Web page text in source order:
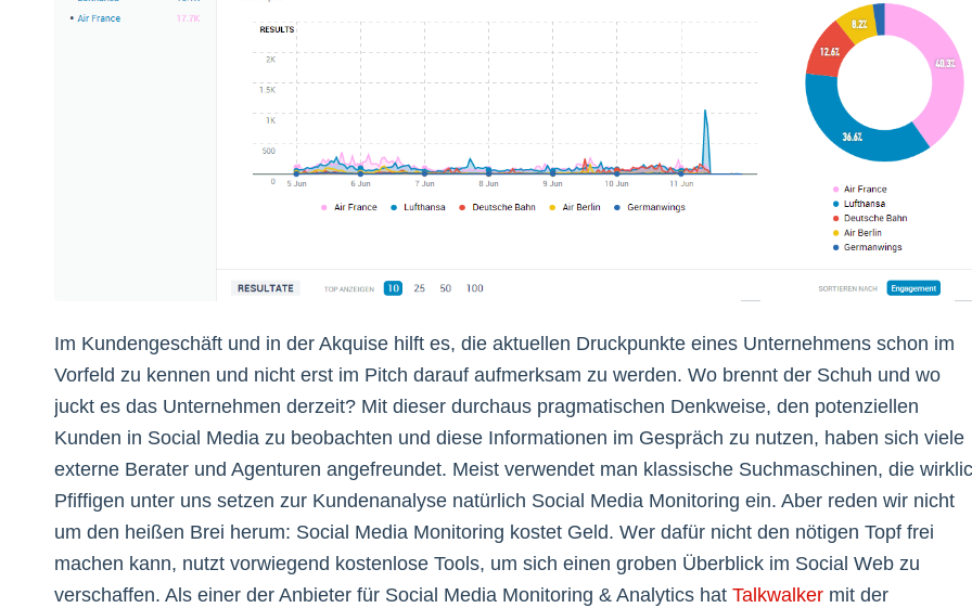
Im Kundengeschäft und in der Akquise hilft es, die aktuellen Druckpunkte eines Unternehmens schon im
Vorfeld zu kennen und nicht erst im Pitch darauf aufmerksam zu werden. Wo brennt der Schuh und wo
juckt es das Unternehmen derzeit? Mit dieser durchaus pragmatischen Denkweise, den potenziellen
Kunden in Social Media zu beobachten und diese Informationen im Gespräch zu nutzen, haben sich viele
externe Berater und Agenturen angefreundet. Meist verwendet man klassische Suchmaschinen, die
Pfiffigen unter uns setzen zur Kundenanalyse natürlich Social Media Monitoring ein. Aber reden wir nicht
um den heißen Brei herum: Social Media Monitoring kostet Geld. Wer dafür nicht den nötigen Topf frei
machen kann, nutzt vorwiegend kostenlose Tools, um sich einen groben Überblick im Social Web zu
verschaffen. Als einer der Anbieter für Social Media Monitoring & Analytics hat Talkwalker mit der